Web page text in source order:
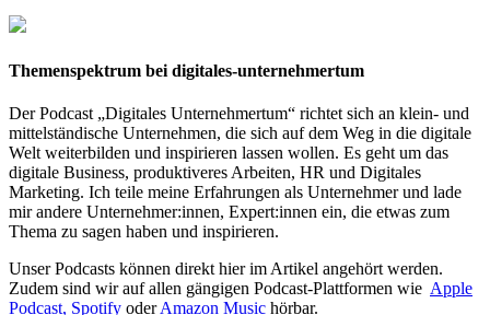
Themenspektrum bei digitales-unternehmertum
Der Podcast „Digitales Unternehmertum“ richtet sich an klein- und
mittelständische Unternehmen, die sich auf dem Weg in die digitale
Welt weiterbilden und inspirieren lassen wollen. Es geht um das
digitale Business, produktiveres Arbeiten, HR und Digitales
Marketing. Ich teile meine Erfahrungen als Unternehmer und lade
mir andere Unternehmer:innen, Expert:innen ein, die etwas zum
Thema zu sagen haben und inspirieren.
Unser Podcasts können direkt hier im Artikel angehört werden.
Zudem sind wir auf allen gängigen Podcast-Plattformen wie Apple
Podcast, Spotify oderAmazon Music hörbar.